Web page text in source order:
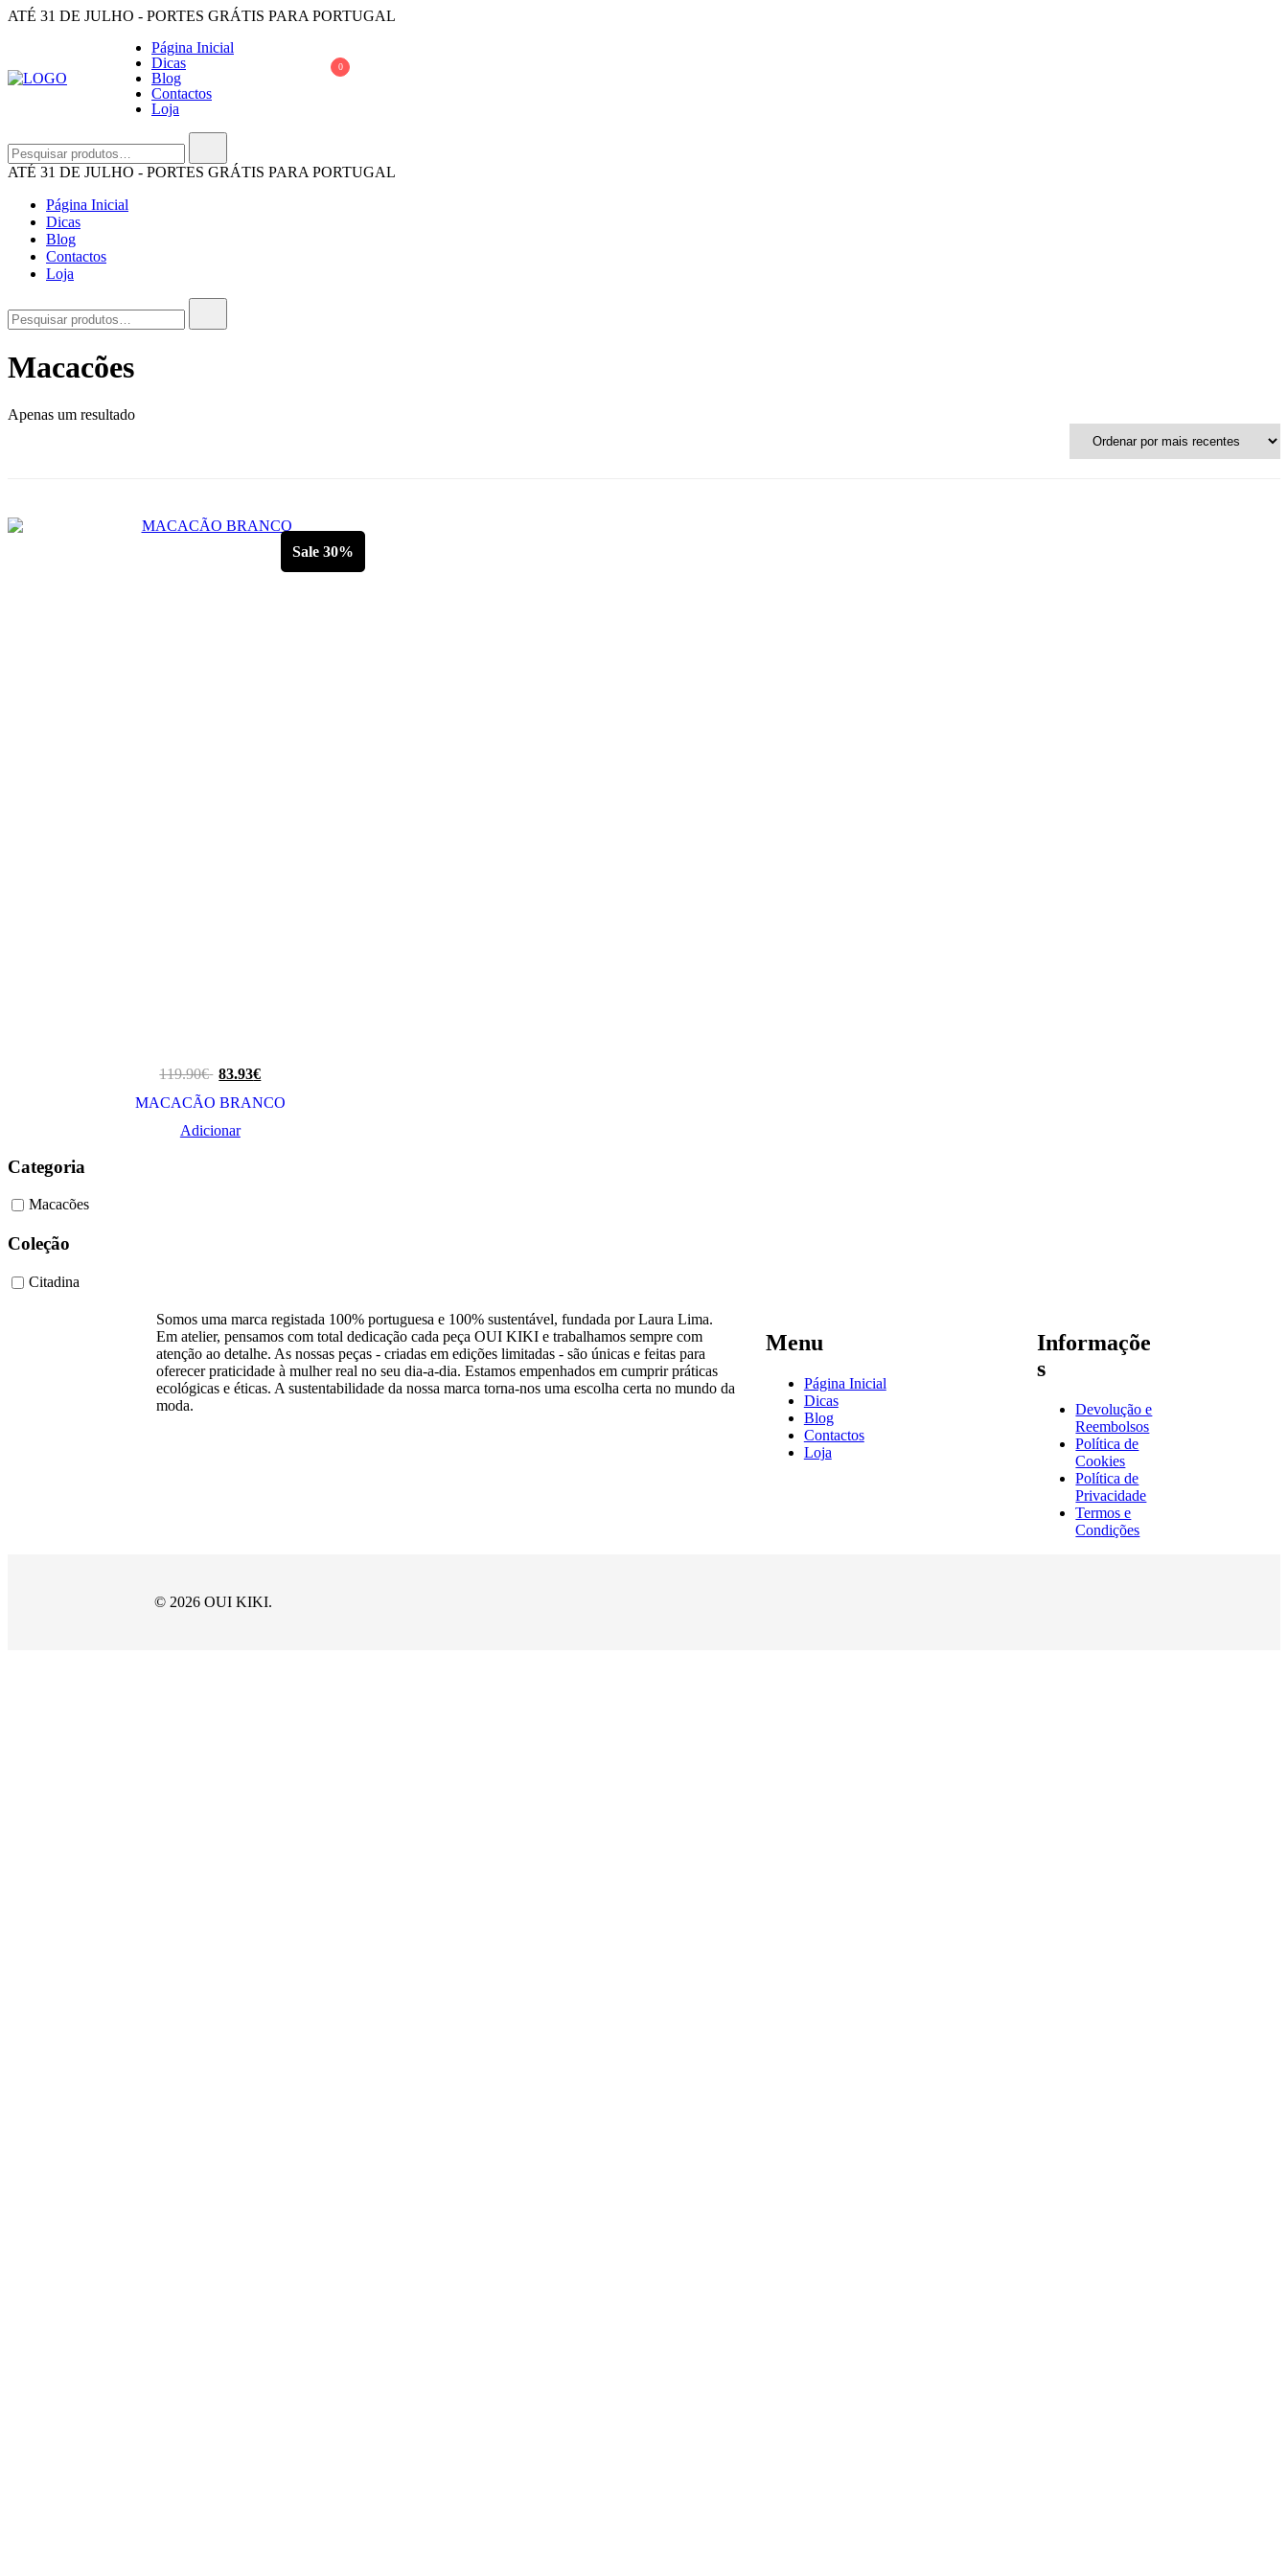
Saltar
conteúdo
ATÉ 31 DE JULHO - PORTES GRÁTIS PARA PORTUGAL
A Oui Kiki é uma marca 100% portuguesa e as peças são todos feitas à mão, pela criadora e responsável pela produção, Laura Nogueira.
Página Inicial
Dicas
Blog
Contactos
Loja
0
por:
ATÉ 31 DE JULHO - PORTES GRÁTIS PARA PORTUGAL
Página Inicial
Dicas
Blog
Contactos
Loja
por:
Macacões
Apenas um resultado
Sale 30%
119.90€ 83.93€
MACACÃO BRANCO
Adicionar
Categoria
Macacões
Coleção
Citadina
Somos uma marca registada 100% portuguesa e 100% sustentável, fundada por Laura Lima.
Em atelier, pensamos com total dedicação cada peça OUI KIKI e trabalhamos sempre com
atenção ao detalhe. As nossas peças - criadas em edições limitadas - são únicas e feitas para
oferecer praticidade à mulher real no seu dia-a-dia. Estamos empenhados em cumprir práticas
ecológicas e éticas. A sustentabilidade da nossa marca torna-nos uma escolha certa no mundo da
moda.
Menu
Página Inicial
Dicas
Blog
Contactos
Loja
Informaçõe
s
Devolução e
Reembolsos
Política de
Cookies
Política de
Privacidade
Termos e
Condições
© 2026 OUI KIKI.